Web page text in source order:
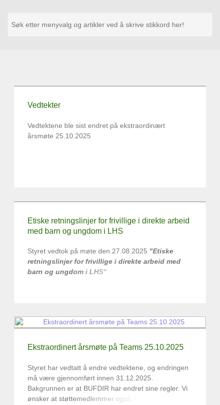
Vedtekter
Vedtektene ble sist endret på ekstraordinært
årsmøte 25.10.2025
Etiske retningslinjer for frivillige i direkte arbeid
med barn og ungdom i LHS
Styret vedtok på møte den 27.08.2025 "Etiske
retningslinjer for frivillige i direkte arbeid med
barn og ungdom i LHS"
Ekstraordinert årsmøte på Teams 25.10.2025
Styret har vedtatt å endre vedtektene, og endringen
må være gjennomført innen 31.12.2025.
Bakgrunnen er at BUFDIR har endret sine regler. Vi
ønsker at støttemedlemmer også kan regnes med i